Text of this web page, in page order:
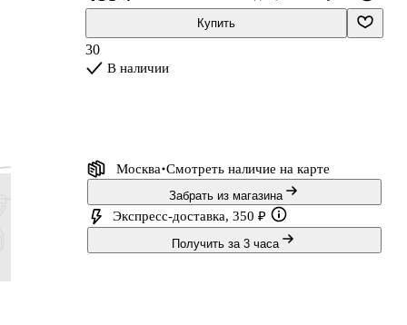
Купить
30
В наличии
Москва Смотреть наличие на карте
Забрать из магазина
Экспресс-доставка, 350 ₽
Получить за 3 часа